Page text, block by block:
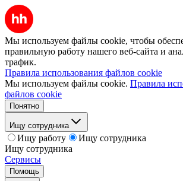
Мы используем файлы cookie, чтобы
правильную работу нашего веб-сайта и
трафик.
Правила использования файлов cookie
Мы используем файлы cookie. Правила
файлов cookie
Понятно
Ищу сотрудника
Ищу работу
Ищу сотрудника
Ищу сотрудника
Сервисы
Помощь